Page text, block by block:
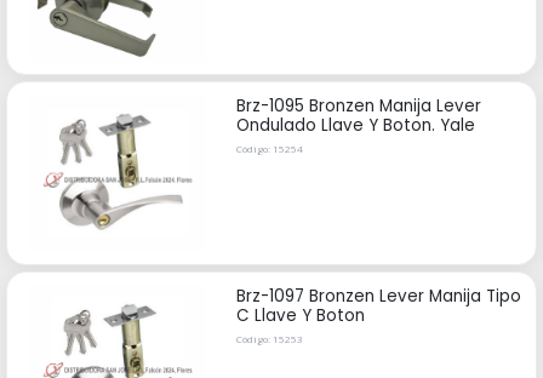
Brz-1095 Bronzen Manija Lever
Ondulado Llave Y Boton. Yale
Código: 15254
Brz-1097 Bronzen Lever Manija Tipo
C Llave Y Boton
Código: 15253